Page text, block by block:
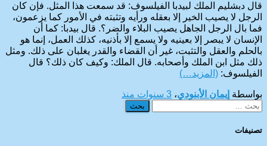
قال دبشليم الملك لبيدبا الفيلسوف: قد سمعت هذا المثل. فإن كان
الرجل لا يصيب الخير إلا بعقله ورأيه وتثبته في الأمور كما يزعمون،
فما بال الرجل الجاهل يصيب البلاء والضر؟. قال بيدبا: كما أن
الإنسان لا يبصر إلا بعينيه ولا يسمع إلا بأذنيه، كذلك العمل، إنما هو
بالحلم والعقل والتثبت، غير أن القضاء والقدر يغلبان على ذلك. ومثل
ذلك مثل ابن الملك وأصحابه. قال الملك: وكيف كان ذلك؟ قال
الفيلسوف: (المزيد…)
بواسطة إيمان الأبنودي، 3 سنوات
منذ
البحث
تصنيفات